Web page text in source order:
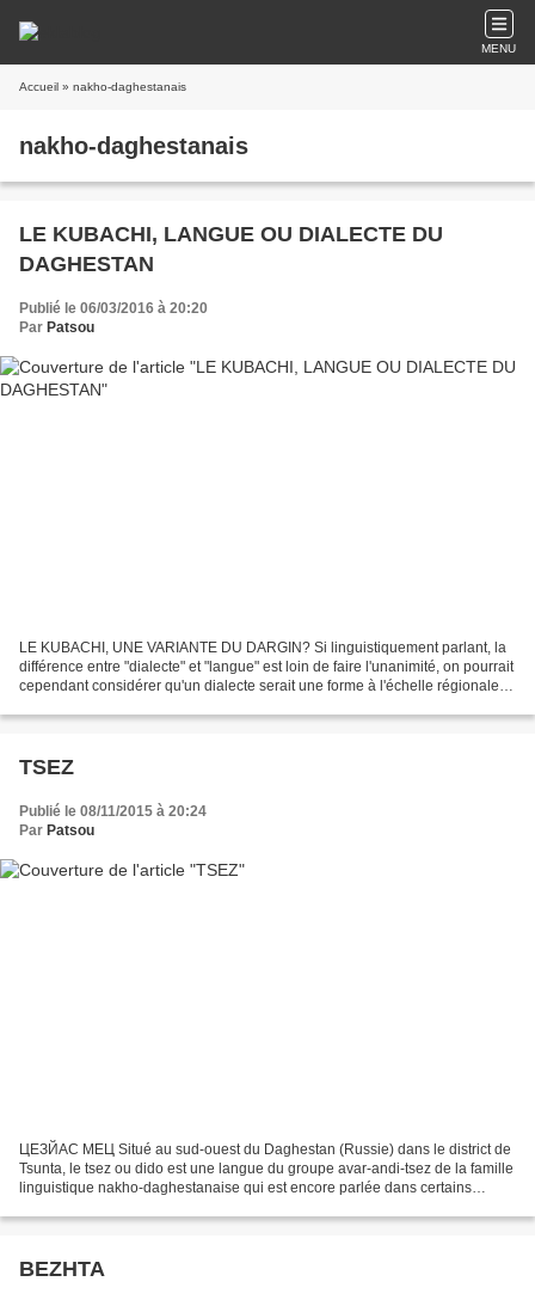
MENU
Accueil » nakho-daghestanais
nakho-daghestanais
LE KUBACHI, LANGUE OU DIALECTE DU
DAGHESTAN
Publié le 06/03/2016 à 20:20
Par Patsou
LE KUBACHI, UNE VARIANTE DU DARGIN? Si linguistiquement parlant, la
différence entre "dialecte" et "langue" est loin de faire l'unanimité, on pourrait
cependant considérer qu'un dialecte serait une forme à l'échelle régionale
TSEZ
Publié le 08/11/2015 à 20:24
Par Patsou
ЦЕЗЙАС МЕЦ Situé au sud-ouest du Daghestan (Russie) dans le district de
Tsunta, le tsez ou dido est une langue du groupe avar-andi-tsez de la famille
linguistique nakho-daghestanaise qui est encore parlée dans certains
BEZHTA